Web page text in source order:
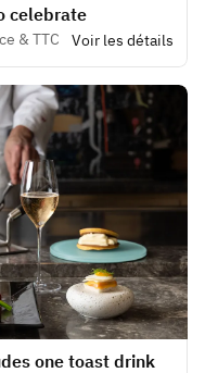
celebrate
& TTC Voir les détails
one toast drink